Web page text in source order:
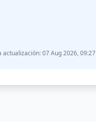
07 Aug 2026, 09:27